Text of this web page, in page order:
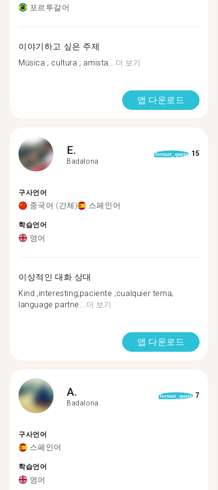
포르투갈어
이야기하고 싶은 주제
Música , cultura , amista... 더 보기
앱 다운로드
E.
Badalona
format_quote 15
구사언어
중국어 (간체) 스페인어
학습언어
영어
이상적인 대화 상대
Kind ,interesting,paciente ,cualquier tema,
language partne... 더 보기
앱 다운로드
A.
Badalona
format_quote 7
구사언어
스페인어
학습언어
영어